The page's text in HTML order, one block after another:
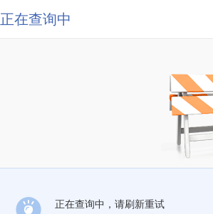
正在查询中
正在查询中，请刷新重试